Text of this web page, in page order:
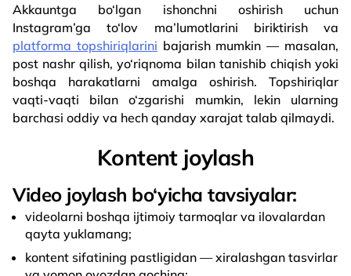
Akkauntga bo‘lgan ishonchni oshirish uchun
Instagram’ga to‘lov ma’lumotlarini biriktirish va
platforma topshiriqlarini bajarish mumkin — masalan,
post nashr qilish, yo‘riqnoma bilan tanishib chiqish yoki
boshqa harakatlarni amalga oshirish. Topshiriqlar
vaqti-vaqti bilan o‘zgarishi mumkin, lekin ularning
barchasi oddiy va hech qanday xarajat talab qilmaydi.
Kontent joylash
Video joylash bo‘yicha tavsiyalar:
videolarni boshqa ijtimoiy tarmoqlar va ilovalardan
qayta yuklamang;
kontent sifatining pastligidan — xiralashgan tasvirlar